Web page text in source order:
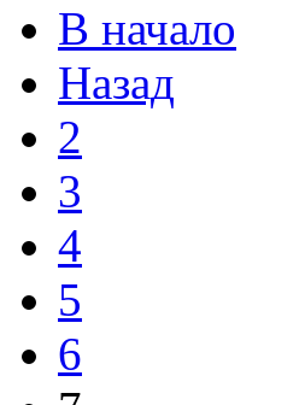
В начало
Назад
2
3
4
5
6